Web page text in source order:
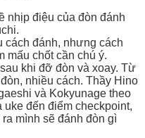
nhịp điệu của đòn đánh
cách đánh, nhưng cách
mấu chốt cần chú ý.
khi đỡ đòn và xoay. Từ
nhiều cách. Thầy Hino
và Kokyunage theo
đến điểm checkpoint,
mình sẽ đánh đòn gì